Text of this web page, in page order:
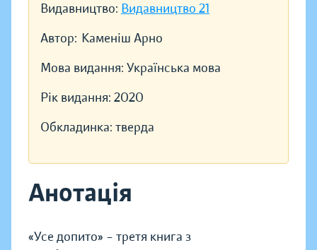
Видавництво: Видавництво 21
Автор: Каменіш Арно
Мова видання: Українська мова
Рік видання: 2020
Обкладинка: тверда
Анотація
«Усе допито» – третя книга з